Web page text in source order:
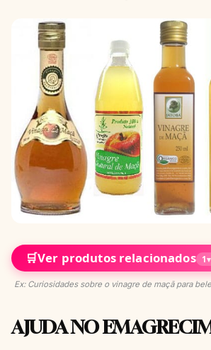
🛒Ver produtos relacionados 1▾
Ex: Curiosidades sobre o vinagre de maçã para
AJUDA NO